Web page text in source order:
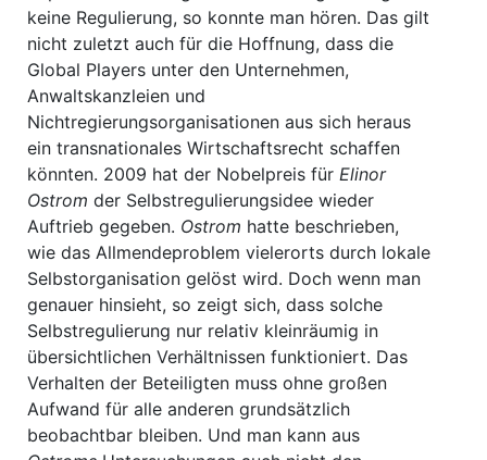
keine Regulierung, so konnte man hören. Das gilt
nicht zuletzt auch für die Hoffnung, dass die
Global Players unter den Unternehmen,
Anwaltskanzleien und
Nichtregierungsorganisationen aus sich heraus
ein transnationales Wirtschaftsrecht schaffen
könnten. 2009 hat der Nobelpreis für Elinor
Ostrom der Selbstregulierungsidee wieder
Auftrieb gegeben. Ostrom hatte beschrieben,
wie das Allmendeproblem vielerorts durch lokale
Selbstorganisation gelöst wird. Doch wenn man
genauer hinsieht, so zeigt sich, dass solche
Selbstregulierung nur relativ kleinräumig in
übersichtlichen Verhältnissen funktioniert. Das
Verhalten der Beteiligten muss ohne großen
Aufwand für alle anderen grundsätzlich
beobachtbar bleiben. Und man kann aus